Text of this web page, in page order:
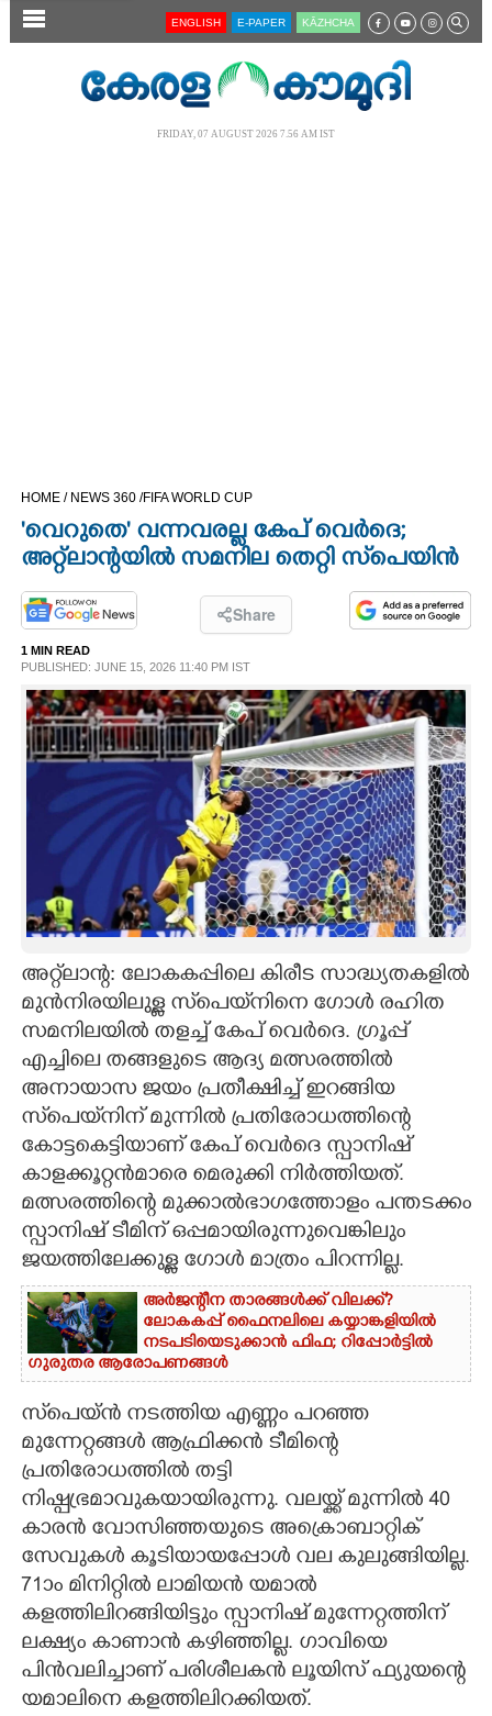
SECTIONS
OPINION
LIFESTYLE
SPIRITUAL
INFO+
ART
CARTOONS
LITERATURE
ZOOM
CONTACT US
ENGLISH E-PAPER KĀZHCHA
FRIDAY, 07 AUGUST 2026 7.56 AM IST
HOME / NEWS 360 /FIFA WORLD CUP
'വെറുതെ' വന്നവരല്ല കേപ് വെര്‍ദെ;
അറ്റ്‌ലാന്റയില്‍ സമനില തെറ്റി സ്‌പെയിന്‍
Share
1 MIN READ
PUBLISHED: JUNE 15, 2026 11:40 PM IST
അറ്റ്‌ലാന്റ: ലോകകപ്പിലെ കിരീട സാദ്ധ്യതകളില്‍
മുന്‍നിരയിലുള്ള സ്‌പെയ്‌നിനെ ഗോള്‍ രഹിത
സമനിലയില്‍ തളച്ച് കേപ് വെര്‍ദെ. ഗ്രൂപ്പ്
എച്ചിലെ തങ്ങളുടെ ആദ്യ മത്സരത്തില്‍
അനായാസ ജയം പ്രതീക്ഷിച്ച് ഇറങ്ങിയ
സ്‌പെയ്‌നിന് മുന്നില്‍ പ്രതിരോധത്തിന്റെ
കോട്ടകെട്ടിയാണ് കേപ് വെര്‍ദെ സ്പാനിഷ്
കാളക്കൂറ്റന്‍മാരെ മെരുക്കി നിര്‍ത്തിയത്.
മത്സരത്തിന്റെ മുക്കാല്‍ഭാഗത്തോളം പന്തടക്കം
സ്പാനിഷ് ടീമിന് ഒപ്പമായിരുന്നുവെങ്കിലും
ജയത്തിലേക്കുള്ള ഗോള്‍ മാത്രം പിറന്നില്ല.
അർജന്റീന താരങ്ങൾക്ക് വിലക്ക്?
ലോകകപ്പ് ഫൈനലിലെ കയ്യാങ്കളിയിൽ
നടപടിയെടുക്കാൻ ഫിഫ; റിപ്പോർട്ടിൽ
ഗുരുതര ആരോപണങ്ങൾ
സ്‌പെയ്ന്‍ നടത്തിയ എണ്ണം പറഞ്ഞ
മുന്നേറ്റങ്ങള്‍ ആഫ്രിക്കന്‍ ടീമിന്റെ
പ്രതിരോധത്തില്‍ തട്ടി
നിഷ്പ്രഭമാവുകയായിരുന്നു. വലയ്ക്ക് മുന്നില്‍ 40
കാരന്‍ വോസിഞ്ഞയുടെ അക്രൊബാറ്റിക്
സേവുകള്‍ കൂടിയായപ്പോള്‍ വല കുലുങ്ങിയില്ല.
71ാം മിനിറ്റില്‍ ലാമിയന്‍ യമാല്‍
കളത്തിലിറങ്ങിയിട്ടും സ്പാനിഷ് മുന്നേറ്റത്തിന്
ലക്ഷ്യം കാണാന്‍ കഴിഞ്ഞില്ല. ഗാവിയെ
പിന്‍വലിച്ചാണ് പരിശീലകന്‍ ലൂയിസ് ഫ്യുയന്റെ
യമാലിനെ കളത്തിലിറക്കിയത്.